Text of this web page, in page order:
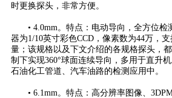
时更换探头，非常方便。
• 4.0mm。特点：电动导向，全方位
器为1/10英寸彩色CCD，像素数为44万，
量；该规格以及下文介绍的各规格探头，
制下实现360°球面连续导向，多用于直升
石油化工管道、汽车油路的检测应用中。
• 6.1mm。特点：高分辨率图像、